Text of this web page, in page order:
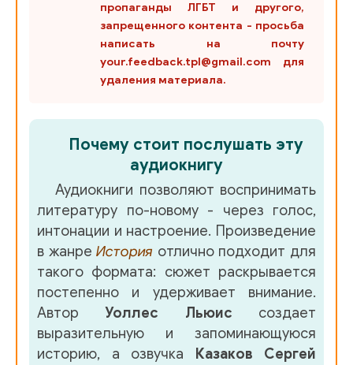
03_05
03_06
04_05
04_06
04_07
04_08
04_09
04_10
пропаганды ЛГБТ и другого,
запрещенного контента - просьба
написать на почту
your.feedback.tpl@gmail.com для
удаления материала.
Почему стоит послушать эту
аудиокнигу
Аудиокниги позволяют воспринимать
литературу по-новому - через голос,
интонации и настроение. Произведение
в жанреИстория отлично подходит для
такого формата: сюжет раскрывается
постепенно и удерживает внимание.
АвторУоллес Льюис создает
выразительную и запоминающуюся
историю, а озвучка
Казаков Сергей